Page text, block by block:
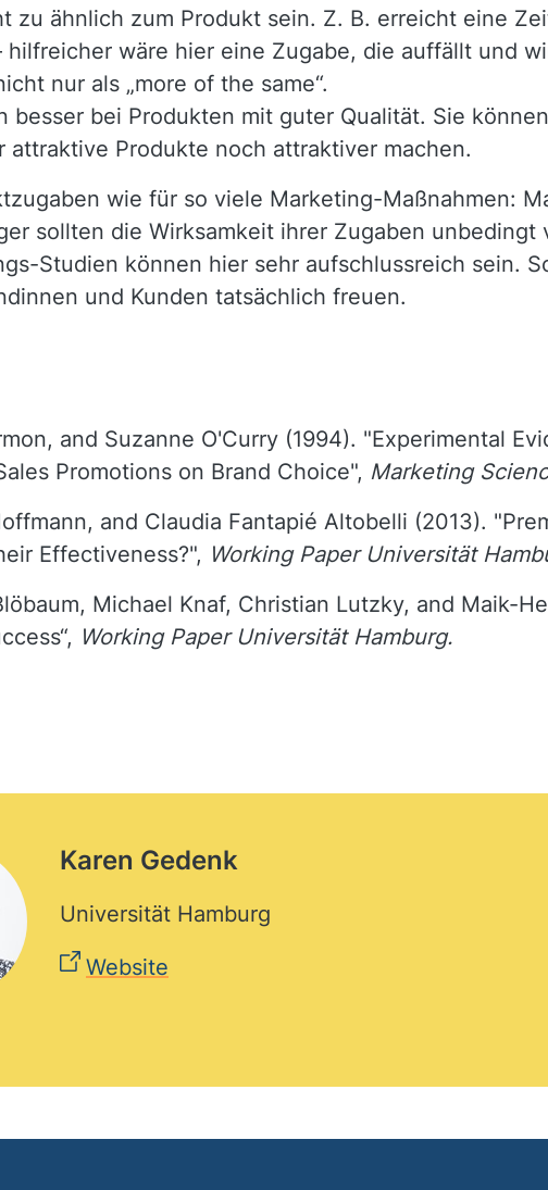
zu ähnlich zum Produkt sein. Z. B. erreicht eine
wäre hier eine Zugabe, die auffällt und
nur als „more of the same“.
besser bei Produkten mit guter Qualität. Sie
attraktive Produkte noch attraktiver machen.
wie für so viele Marketing-Maßnahmen:
sollten die Wirksamkeit ihrer Zugaben unbedingt
Studien können hier sehr aufschlussreich sein.
und Kunden tatsächlich freuen.
and Suzanne O'Curry (1994). "Experimental
Promotions on Brand Choice", Marketing
and Claudia Fantapié Altobelli (2013).
Effectiveness?", Working Paper Universität
Michael Knaf, Christian Lutzky, and Maik-
Working Paper Universität Hamburg.
Karen Gedenk
Universität Hamburg
Website